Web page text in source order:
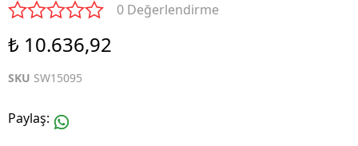
0 Değerlendirme
₺ 10.636,92
SKU SW15095
Paylaş: